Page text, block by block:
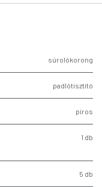
súrolókorong
padlótisztító
piros
1 db
5 db